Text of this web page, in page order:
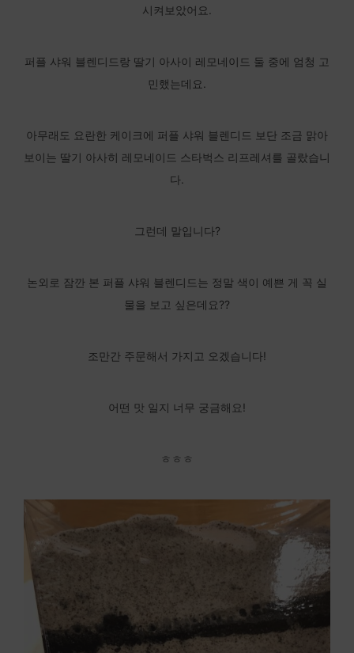
시켜보았어요.
퍼플 샤워 블렌디드랑 딸기 아사이 레모네이드 둘 중에 엄청 고
민했는데요.
아무래도 요란한 케이크에 퍼플 샤워 블렌디드 보단 조금 맑아
보이는 딸기 아사히 레모네이드 스타벅스 리프레셔를 골랐습니
다.
그런데 말입니다?
논외로 잠깐 본 퍼플 샤워 블렌디드는 정말 색이 예쁜 게 꼭 실
물을 보고 싶은데요??
조만간 주문해서 가지고 오겠습니다!
어떤 맛 일지 너무 궁금해요!
ㅎㅎㅎ